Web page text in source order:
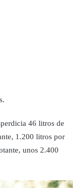
46 litros de
1.200 litros por
unos 2.400